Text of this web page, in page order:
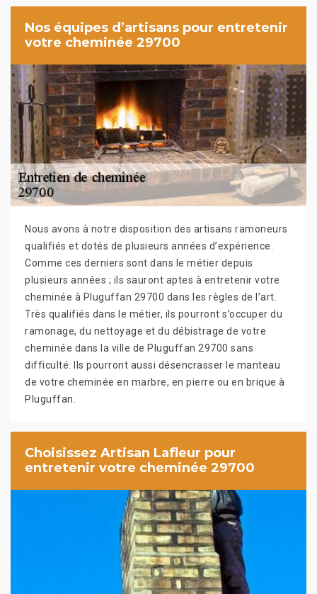
Nos équipes d’artisans pour entretenir
votre cheminée 29700
Nous avons à notre disposition des artisans ramoneurs
qualifiés et dotés de plusieurs années d’expérience.
Comme ces derniers sont dans le métier depuis
plusieurs années ; ils sauront aptes à entretenir votre
cheminée à Pluguffan 29700 dans les règles de l’art.
Très qualifiés dans le métier, ils pourront s’occuper du
ramonage, du nettoyage et du débistrage de votre
cheminée dans la ville de Pluguffan 29700 sans
difficulté. Ils pourront aussi désencrasser le manteau
de votre cheminée en marbre, en pierre ou en brique à
Pluguffan.
Choisissez Artisan Lafleur pour
entretenir votre cheminée 29700